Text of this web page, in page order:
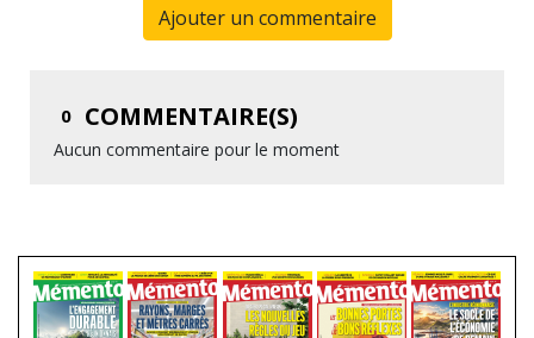
Ajouter un commentaire
0 COMMENTAIRE(S)
Aucun commentaire pour le moment